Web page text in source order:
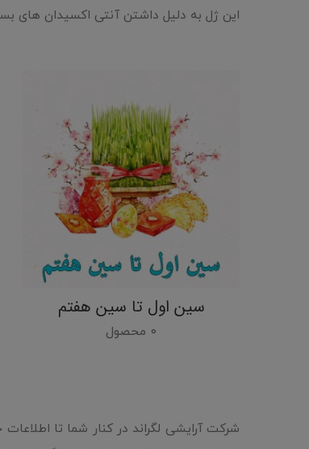
این ژل به دلیل داشتن آنتی اکسیدان های
سین اول تا سین هفتم
0 محصول
شرکت آرایشی لگراند در کنار شما تا